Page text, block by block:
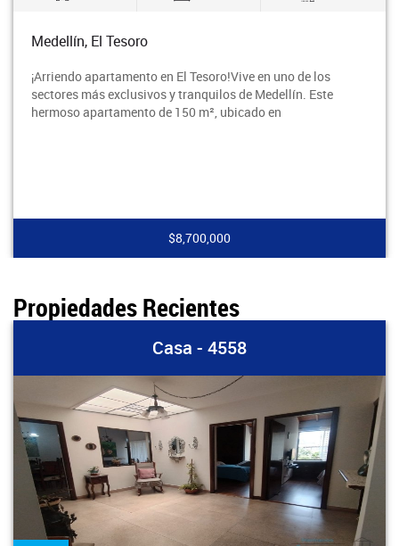
Medellín, El Tesoro
¡Arriendo apartamento en El Tesoro!Vive en uno de los
sectores más exclusivos y tranquilos de Medellín. Este
hermoso apartamento de 150 m², ubicado en
$8,700,000
Propiedades Recientes
Casa - 4558